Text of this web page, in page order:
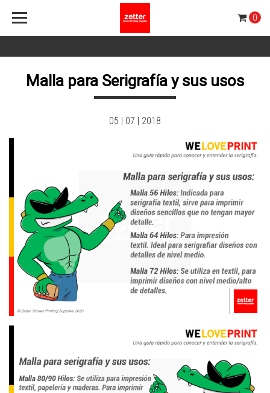
0
Malla para Serigrafía y sus usos
05 | 07 | 2018